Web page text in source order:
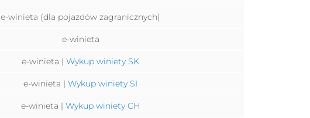
e-winieta (dla pojazdów zagranicznych)
e-winieta
e-winieta | Wykup winiety SK
e-winieta | Wykup winiety SI
e-winieta | Wykup winiety CH